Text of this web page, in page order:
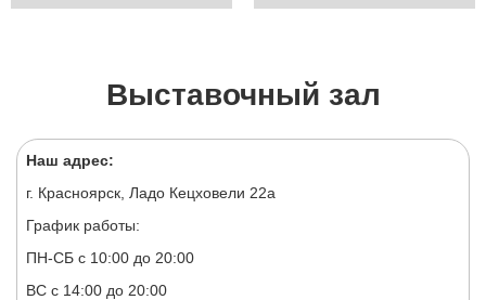
Выставочный зал
Наш адрес:
г. Красноярск, Ладо Кецховели 22а
График работы:
ПН-СБ с 10:00 до 20:00
ВС с 14:00 до 20:00